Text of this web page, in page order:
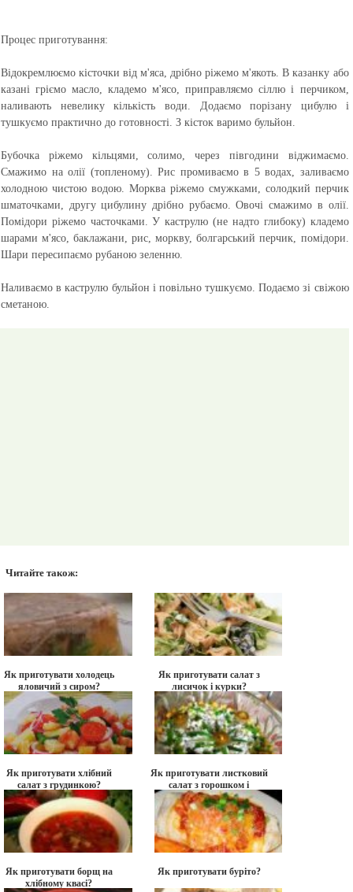
Процес приготування:
Відокремлюємо кісточки від м'яса, дрібно ріжемо м'якоть. В казанку або
казані гріємо масло, кладемо м'ясо, приправляємо сіллю і перчиком,
наливають невелику кількість води. Додаємо порізану цибулю і
тушкуємо практично до готовності. З кісток варимо бульйон.
Бубочка ріжемо кільцями, солимо, через півгодини віджимаємо.
Смажимо на олії (топленому). Рис промиваємо в 5 водах, заливаємо
холодною чистою водою. Морква ріжемо смужками, солодкий перчик
шматочками, другу цибулину дрібно рубаємо. Овочі смажимо в олії.
Помідори ріжемо часточками. У каструлю (не надто глибоку) кладемо
шарами м'ясо, баклажани, рис, моркву, болгарський перчик, помідори.
Шари пересипаємо рубаною зеленню.
Наливаємо в каструлю бульйон і повільно тушкуємо. Подаємо зі свіжою
сметаною.
Читайте також:
Як приготувати холодець
яловичий з сиром?
Як приготувати салат з
лисичок і курки?
Як приготувати хлібний
салат з грудинкою?
Як приготувати листковий
салат з горошком і
перепелиними яйцями?
Як приготувати борщ на
хлібному квасі?
Як приготувати буріто?